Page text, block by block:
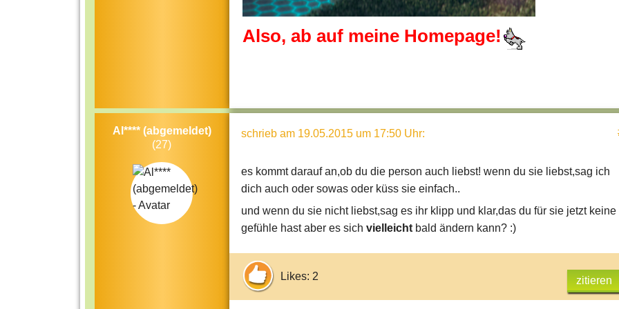
Also, ab auf meine Homepage!
Al**** (abgemeldet)
(27)
schrieb am 19.05.2015 um 17:50 Uhr:
es kommt darauf an,ob du die person auch liebst! wenn du sie liebst,sag ich
dich auch oder sowas oder küss sie einfach..
und wenn du sie nicht liebst,sag es ihr klipp und klar,das du für sie jetzt keine
gefühle hast aber es sich vielleichtbald ändern kann? :)
Likes: 2 zitieren